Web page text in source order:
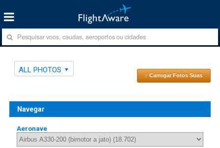
ALL PHOTOS
↑ Carregar Fotos Suas
Navegar
Aeronave